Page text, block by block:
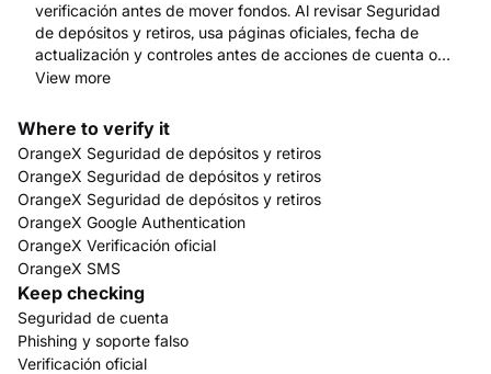
verificación antes de mover fondos. Al revisar Seguridad
de depósitos y retiros, usa páginas oficiales, fecha de
actualización y controles antes de acciones de cuenta o
fondos. Empieza en www.orangex.com.
View more
Where to verify it
OrangeX Seguridad de depósitos y retiros
OrangeX Seguridad de depósitos y retiros
OrangeX Seguridad de depósitos y retiros
OrangeX Google Authentication
OrangeX Verificación oficial
OrangeX SMS
Keep checking
Seguridad de cuenta
Phishing y soporte falso
Verificación oficial